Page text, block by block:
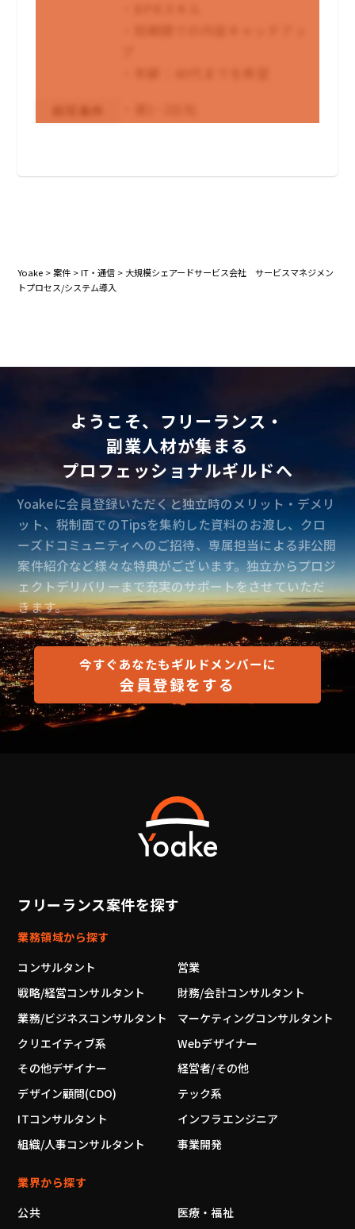
尚可条件
Yoake >案件 >IT・通信 > 大規模シェアードサービス会社 サービスマネジメン
トプロセス/システム導入
ようこそ、フリーランス・
副業人材が集まる
プロフェッショナルギルドへ
Yoakeに会員登録いただくと独立時のメリット・デメリ
ット、税制面でのTipsを集約した資料のお渡し、クロ
ーズドコミュニティへのご招待、専属担当による非公開
案件紹介など様々な特典がございます。独立からプロジ
ェクトデリバリーまで充実のサポートをさせていただ
きます。
今すぐあなたもギルドメンバーに
会員登録をする
フリーランス案件を探す
業務領域から探す
コンサルタント
営業
戦略/経営コンサルタント
財務/会計コンサルタント
業務/ビジネスコンサルタント
マーケティングコンサルタント
クリエイティブ系
Webデザイナー
その他デザイナー
経営者/その他
デザイン顧問(CDO)
テック系
ITコンサルタント
インフラエンジニア
組織/人事コンサルタント
事業開発
業界から探す
公共
医療・福祉